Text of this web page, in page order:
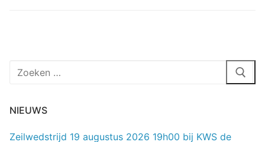
Zoeken
NIEUWS
Zeilwedstrijd 19 augustus 2026 19h00 bij KWS de